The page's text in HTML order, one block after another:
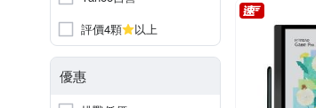
評價4顆
以上
優惠